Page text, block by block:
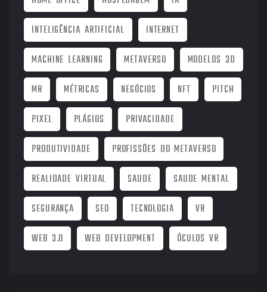
INTELIGÊNCIA ARTIFICIAL
INTERNET
MACHINE LEARNING
METAVERSO
MODELOS 3D
MR
MÉTRICAS NEGÓCIOS NFT
PITCH
PIXEL
PLÁGIOS
PRIVACIDADE
PRODUTIVIDADE
PROFISSÕES DO METAVERSO
REALIDADE VIRTUAL
SAUDE
SAUDE MENTAL
SEGURANÇA
SEO TECNOLOGIA
VR
WEB 3.0
WEB DEVELOPMENT ÓCULOS VR